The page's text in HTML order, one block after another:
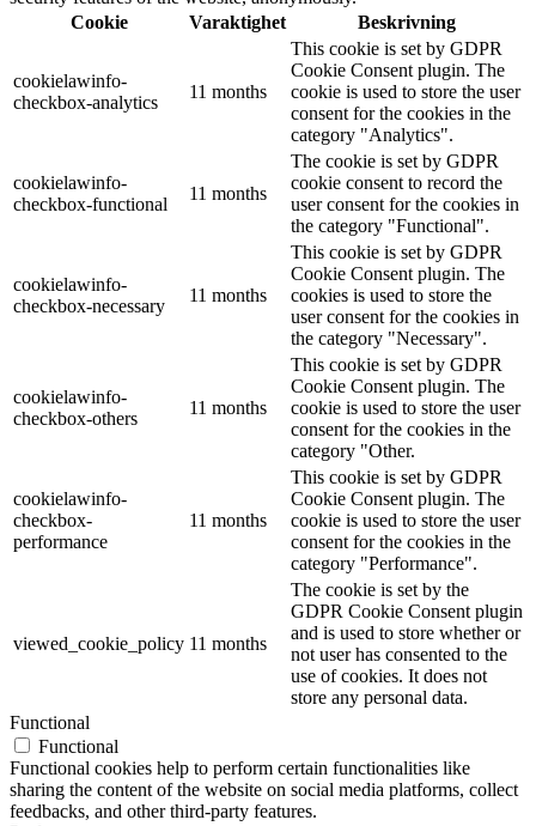
Cookie
Varaktighet Beskrivning
cookielawinfo-
checkbox-analytics
11 months
This cookie is set by GDPR
Cookie Consent plugin. The
cookie is used to store the user
consent for the cookies in the
category "Analytics".
cookielawinfo-
checkbox-functional
11 months
The cookie is set by GDPR
cookie consent to record the
user consent for the cookies in
the category "Functional".
cookielawinfo-
checkbox-necessary
11 months
This cookie is set by GDPR
Cookie Consent plugin. The
cookies is used to store the
user consent for the cookies in
the category "Necessary".
cookielawinfo-
checkbox-others
11 months
This cookie is set by GDPR
Cookie Consent plugin. The
cookie is used to store the user
consent for the cookies in the
category "Other.
cookielawinfo-
checkbox-
performance
11 months
This cookie is set by GDPR
Cookie Consent plugin. The
cookie is used to store the user
consent for the cookies in the
category "Performance".
viewed_cookie_policy 11 months
The cookie is set by the
GDPR Cookie Consent plugin
and is used to store whether or
not user has consented to the
use of cookies. It does not
store any personal data.
Functional
Functional
Functional cookies help to perform certain functionalities like
sharing the content of the website on social media platforms, collect
feedbacks, and other third-party features.